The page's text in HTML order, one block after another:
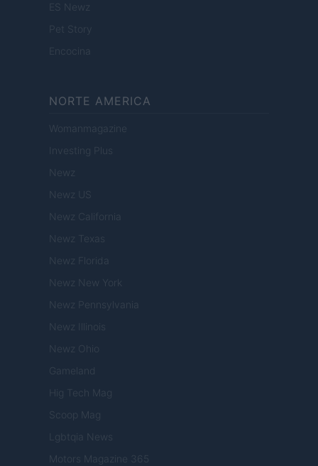
ES Newz
Pet Story
Encocina
NORTE AMERICA
Womanmagazine
Investing Plus
Newz
Newz US
Newz California
Newz Texas
Newz Florida
Newz New York
Newz Pennsylvania
Newz Illinois
Newz Ohio
Gameland
Hig Tech Mag
Scoop Mag
Lgbtqia News
Motors Magazine 365